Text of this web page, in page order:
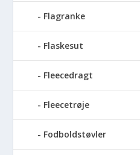
Flagranke
Flaskesut
Fleecedragt
Fleecetrøje
Fodboldstøvler